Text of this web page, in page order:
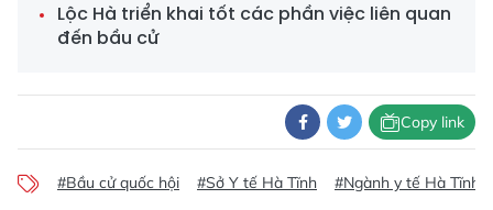
Lộc Hà triển khai tốt các phần việc liên quan
đến bầu cử
Copy link
#Bầu cử quốc hội #Sở Y tế Hà Tĩnh #Ngành y tế Hà Tĩnh